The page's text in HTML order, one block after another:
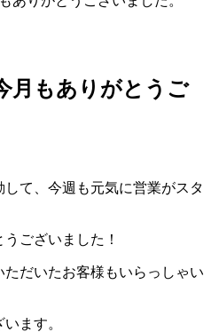
もありがとうご
て、今週も元気に営業がスタ
ございました！
だいたお客様もいらっしゃい
ます。